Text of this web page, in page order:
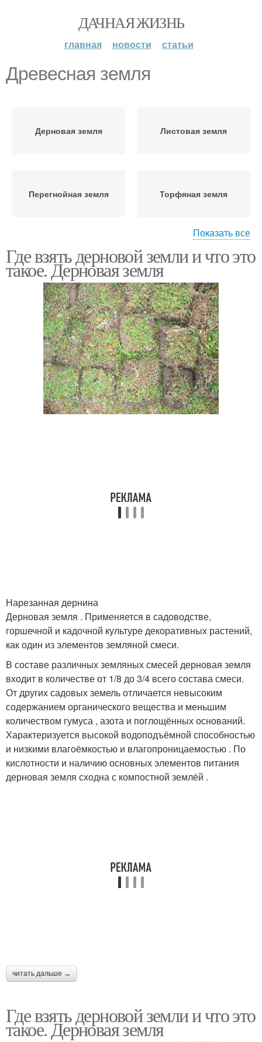
ДАЧНАЯ ЖИЗНЬ
главная новости статьи
Древесная земля
Дерновая земля Листовая земля
Перегнойная земля Торфяная земля
Компостная земля Вересковая земля
Садовая земля Древесный уголь
Земля из леса Земля для рассады
Показать все
Где взять дерновой земли и что это
такое. Дерновая земля
Нарезанная дернина
Дерновая земля . Применяется в садоводстве,
горшечной и кадочной культуре декоративных растений,
как один из элементов земляной смеси.
В составе различных земляных смесей дерновая земля
входит в количестве от 1/8 до 3/4 всего состава смеси.
От других садовых земель отличается невысоким
содержанием органического вещества и меньшим
количеством гумуса , азота и поглощённых оснований.
Характеризуется высокой водоподъёмной способностью
и низкими влагоёмкостью и влагопроницаемостью . По
кислотности и наличию основных элементов питания
дерновая земля сходна с компостной землёй .
читать дальше →
Где взять дерновой земли и что это
такое. Дерновая земля